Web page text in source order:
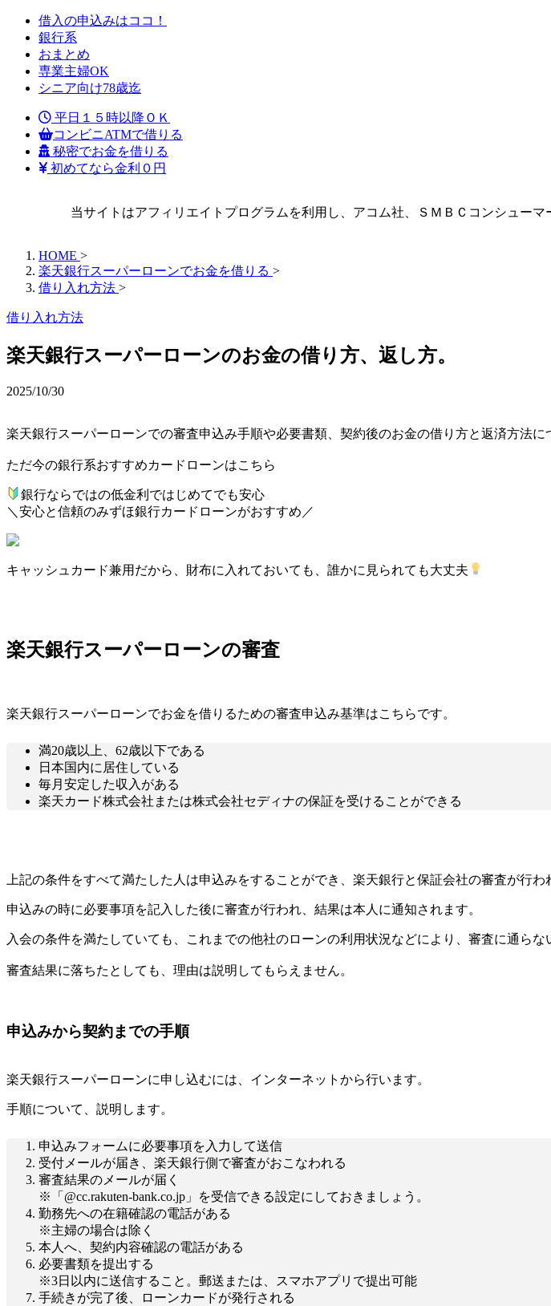
借入の申込みはココ！
銀行系
おまとめ
専業主婦OK
シニア向け78歳迄
平日１５時以降ＯＫ
コンビニATMで借りる
秘密でお金を借りる
初めてなら金利０円
当サイトはアフィリエイトプログラムを利用し、アコム社、ＳＭＢＣコンシュー
HOME >
楽天銀行スーパーローンでお金を借りる >
借り入れ方法 >
借り入れ方法
楽天銀行スーパーローンのお金の借り方、返し方。
2025/10/30
楽天銀行スーパーローンでの審査申込み手順や必要書類、契約後のお金の借り方と返済方法に
ただ今の銀行系おすすめカードローンはこちら
銀行ならではの低金利ではじめてでも安心
＼安心と信頼のみずほ銀行カードローンがおすすめ／
キャッシュカード兼用だから、財布に入れておいても、誰かに見られても大丈夫
楽天銀行スーパーローンの審査
楽天銀行スーパーローンでお金を借りるための審査申込み基準はこちらです。
満20歳以上、62歳以下である
日本国内に居住している
毎月安定した収入がある
楽天カード株式会社または株式会社セディナの保証を受けることができる
上記の条件をすべて満たした人は申込みをすることができ、楽天銀行と保証会社の審査が行わ
申込みの時に必要事項を記入した後に審査が行われ、結果は本人に通知されます。
入会の条件を満たしていても、これまでの他社のローンの利用状況などにより、審査に通らな
審査結果に落ちたとしても、理由は説明してもらえません。
申込みから契約までの手順
楽天銀行スーパーローンに申し込むには、インターネットから行います。
手順について、説明します。
申込みフォームに必要事項を入力して送信
受付メールが届き、楽天銀行側で審査がおこなわれる
審査結果のメールが届く
※「@cc.rakuten-bank.co.jp」を受信できる設定にしておきましょう。
勤務先への在籍確認の電話がある
※主婦の場合は除く
本人へ、契約内容確認の電話がある
必要書類を提出する
※3日以内に送信すること。郵送または、スマホアプリで提出可能
手続きが完了後、ローンカードが発行される